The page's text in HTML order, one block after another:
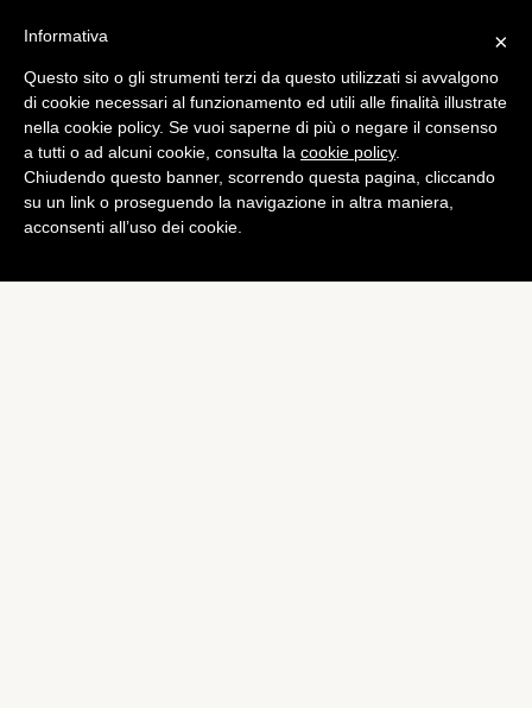
Mobile
iPhone economico: prima
vera immagine
di Alessandro Moretti
×
Informativa
Questo sito o gli strumenti terzi da questo utilizzati si avvalgono
di cookie necessari al funzionamento ed utili alle finalità illustrate
nella cookie policy. Se vuoi saperne di più o negare il consenso
a tutti o ad alcuni cookie, consulta la cookie policy.
Chiudendo questo banner, scorrendo questa pagina, cliccando
su un link o proseguendo la navigazione in altra maniera,
acconsenti all’uso dei cookie.